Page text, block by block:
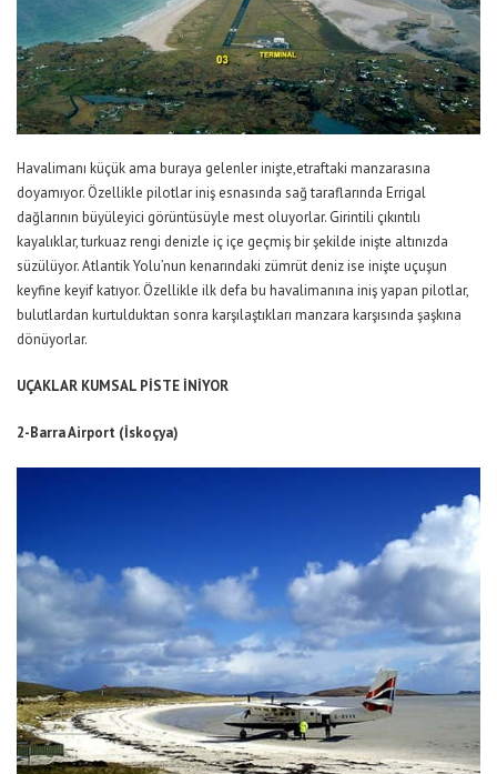
Havalimanı küçük ama buraya gelenler inişte,etraftaki manzarasına
doyamıyor. Özellikle pilotlar iniş esnasında sağ taraflarında Errigal
dağlarının büyüleyici görüntüsüyle mest oluyorlar. Girintili çıkıntılı
kayalıklar, turkuaz rengi denizle iç içe geçmiş bir şekilde inişte altınızda
süzülüyor. Atlantik Yolu’nun kenarındaki zümrüt deniz ise inişte uçuşun
keyfine keyif katıyor. Özellikle ilk defa bu havalimanına iniş yapan pilotlar,
bulutlardan kurtulduktan sonra karşılaştıkları manzara karşısında şaşkına
dönüyorlar.
UÇAKLAR KUMSAL PİSTE İNİYOR
2-Barra Airport (İskoçya)